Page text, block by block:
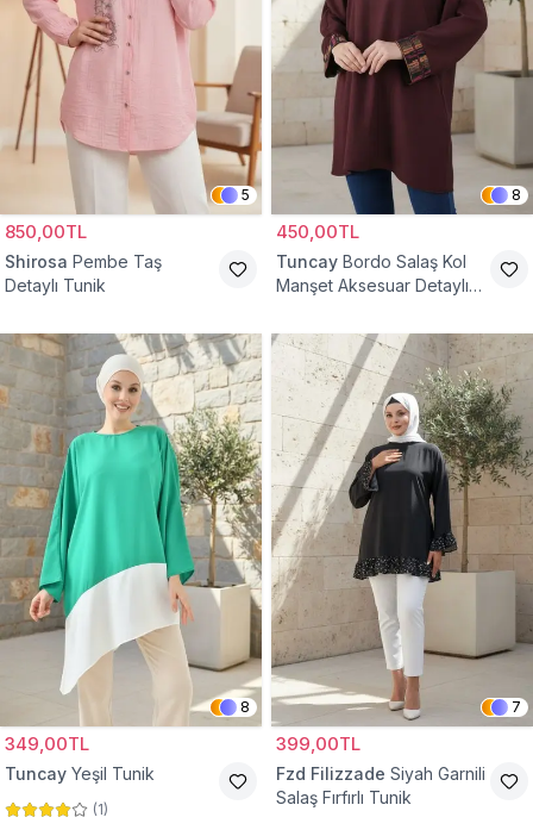
5
850,00TL
Shirosa Pembe Taş
Detaylı Tunik
8
450,00TL
Tuncay Bordo Salaş Kol
Manşet Aksesuar Detaylı
8
349,00TL
Tuncay Yeşil Tunik
(1)
7
399,00TL
Fzd Filizzade Siyah Garnili
Salaş Fırfırlı Tunik